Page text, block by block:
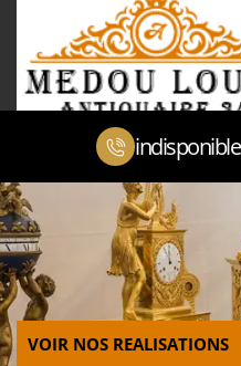
indisponible
VOIR NOS REALISATIONS